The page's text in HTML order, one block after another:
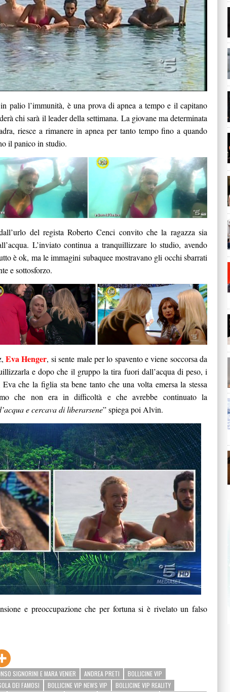
palio l’immunità, è una prova di apnea a tempo e il capitano
chi sarà il leader della settimana. La giovane ma determinata
riesce a rimanere in apnea per tanto tempo fino a quando
il panico in studio.
del regista Roberto Cenci convito che la ragazza sia
L’inviato continua a tranquillizzare lo studio, avendo
è ok, ma le immagini subaquee mostravano gli occhi sbarrati
e sottosforzo.
Eva Henger, si sente male per lo spavento e viene soccorsa da
e dopo che il gruppo la tira fuori dall’acqua di peso, i
Eva che la figlia sta bene tanto che una volta emersa la stessa
che non era in difficoltà e che avrebbe continuato la
e cercava di liberarsene” spiega poi Alvin.
e preoccupazione che per fortuna si è rivelato un falso
SIGNORINI E MARA VENIER ANDREA PRETI
BOLLICINE VIP
DEI FAMOSI BOLLICINE VIP NEWS VIP
BOLLICINE VIP REALITY